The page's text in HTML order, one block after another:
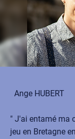
Ange HUBERT
" J'ai entamé ma
jeu en Bretagne